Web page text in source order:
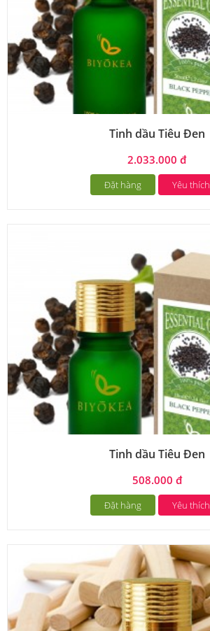
Tinh dầu Tiêu Đen
2.033.000 đ
Đặt hàng Yêu thích
Tinh dầu Tiêu Đen
508.000 đ
Đặt hàng Yêu thích